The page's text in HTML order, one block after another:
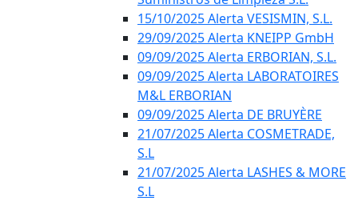
15/10/2025 Alerta VESISMIN, S.L.
29/09/2025 Alerta KNEIPP GmbH
09/09/2025 Alerta ERBORIAN, S.L.
09/09/2025 Alerta LABORATOIRES
M&L ERBORIAN
09/09/2025 Alerta DE BRUYÈRE
21/07/2025 Alerta COSMETRADE,
S.L
21/07/2025 Alerta LASHES & MORE
S.L